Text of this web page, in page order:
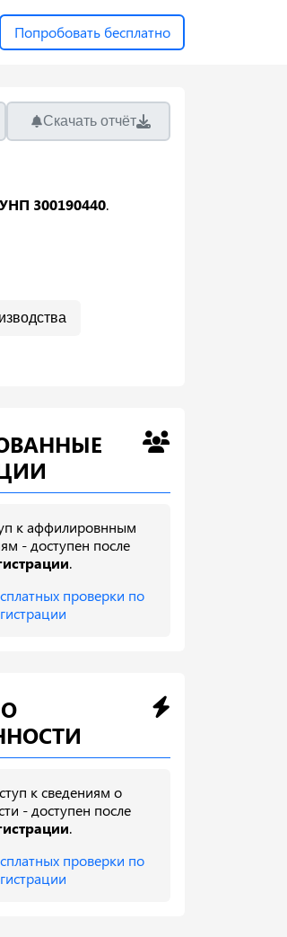
Попробовать бесплатно
Скачать отчёт
УНП 300190440.
к аффилировнным
- доступен после
.
проверки по
к сведениям о
- доступен после
.
проверки по